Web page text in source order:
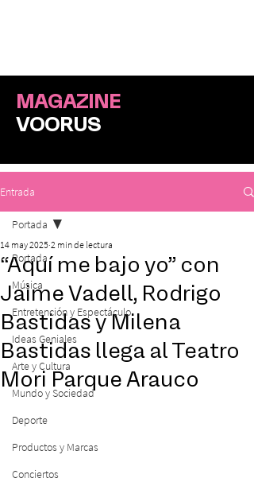
MAGAZINE
VOORUS
Entrada
Portada
Música
Entretención y Espectáculo
Ideas Geniales
Arte y Cultura
Mundo y Sociedad
Deporte
Productos y Marcas
Conciertos
Portada
“Aquí me bajo yo” con
Jaime Vadell, Rodrigo
Bastidas y Milena
Bastidas llega al Teatro
Mori Parque Arauco
14 may 2025 2 min de lectura